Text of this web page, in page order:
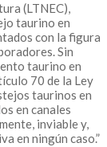
(LTNEC),
taurino en
con la figura
Sin
taurino en
70 de la Ley
taurinos en
en canales
inviable y,
en ningún caso.”